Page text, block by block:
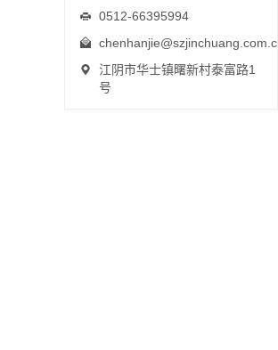
0512-66395994
chenhanjie@szjinchuang.com.cn
江阴市华士镇曙新村泰富路1
号